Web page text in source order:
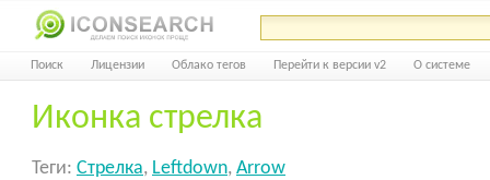
Поиск Лицензии Облако тегов Перейти к версии v2 О системе
Иконка стрелка
Теги: Стрелка, Leftdown, Arrow